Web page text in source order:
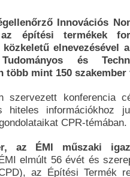
Innovációs
építési termékek
elnevezésével
és
több mint 150
szervezett konferencia
információkhoz
CPR-témában.
az ÉMI műszaki
elmúlt 56 évét és
az Építési Termék